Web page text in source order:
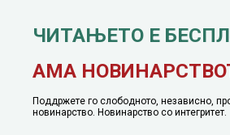
јануари, 1991 година
ЧИТАЊЕТО Е
АМА
Поддржете го слободното, независно,
новинарство. Новинарство со интегритет.